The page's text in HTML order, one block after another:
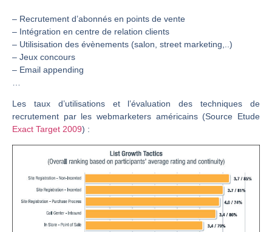
– Recrutement d’abonnés en points de vente
– Intégration en centre de relation clients
– Utilisisation des évènements (salon, street marketing,..)
– Jeux concours
– Email appending
Les taux d’utilisations et l’évaluation des techniques de
recrutement par les webmarketers américains (Source Etude
Exact Target 2009) :